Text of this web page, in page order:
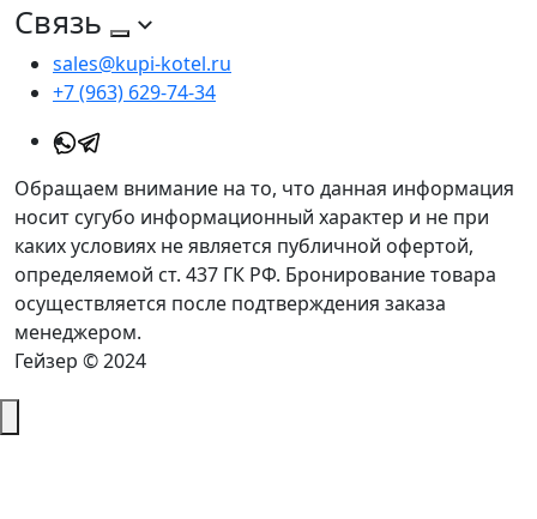
Связь
sales@kupi-kotel.ru
+7 (963) 629-74-34
Обращаем внимание на то, что данная информация
носит сугубо информационный характер и не при
каких условиях не является публичной офертой,
определяемой ст. 437 ГК РФ. Бронирование товара
осуществляется после подтверждения заказа
менеджером.
Гейзер © 2024